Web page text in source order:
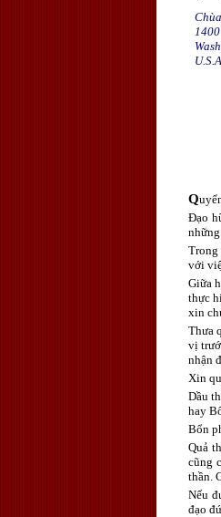
Q
Đạo
Trong
với
Giữa
thực
xin
Thưa
vị
nhận
Xin
Dầu
hay
Bổn
Quả
cũng
thần.
Nếu
đạo